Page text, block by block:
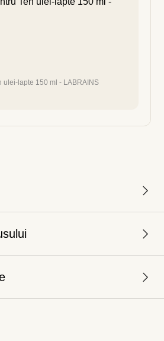
ulei-lapte 150 ml - LABRAINS